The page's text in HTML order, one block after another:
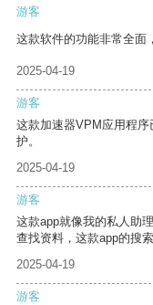
游客
这款软件的功能非常全面
2025-04-19
游客
这款加速器VPM应用程
护。
2025-04-19
游客
这款app就像我的私人助
查找资料，这款app的搜
2025-04-19
游客